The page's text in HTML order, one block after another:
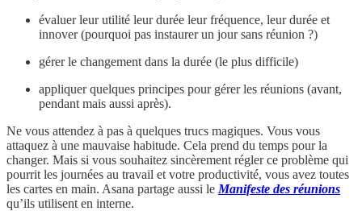
évaluer leur utilité leur durée leur fréquence, leur durée et
innover (pourquoi pas instaurer un jour sans réunion ?)
gérer le changement dans la durée (le plus difficile)
appliquer quelques principes pour gérer les réunions (avant,
pendant mais aussi après).
Ne vous attendez à pas à quelques trucs magiques. Vous vous
attaquez à une mauvaise habitude. Cela prend du temps pour la
changer. Mais si vous souhaitez sincèrement régler ce problème qui
pourrit les journées au travail et votre productivité, vous avez toutes
les cartes en main. Asana partage aussi le Manifeste des réunions
qu’ils utilisent en interne.